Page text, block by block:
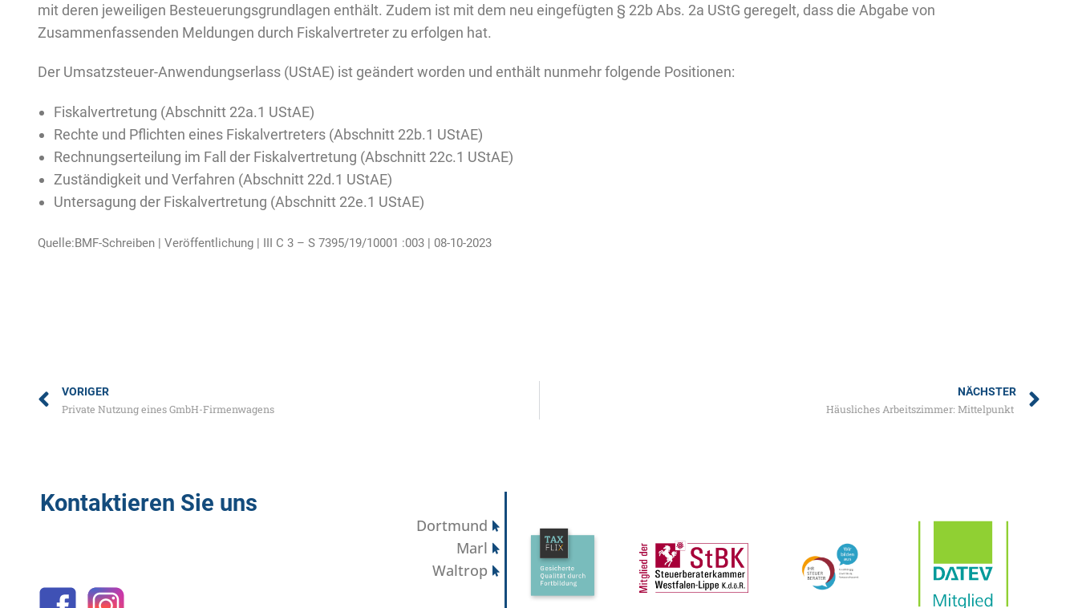
mit deren jeweiligen Besteuerungsgrundlagen enthält. Zudem ist mit dem neu eingefügten § 22b Abs. 2a UStG geregelt, dass die Abgabe von
Zusammenfassenden Meldungen durch Fiskalvertreter zu erfolgen hat.
Der Umsatzsteuer-Anwendungserlass (UStAE) ist geändert worden und enthält nunmehr folgende Positionen:
Fiskalvertretung (Abschnitt 22a.1 UStAE)
Rechte und Pflichten eines Fiskalvertreters (Abschnitt 22b.1 UStAE)
Rechnungserteilung im Fall der Fiskalvertretung (Abschnitt 22c.1 UStAE)
Zuständigkeit und Verfahren (Abschnitt 22d.1 UStAE)
Untersagung der Fiskalvertretung (Abschnitt 22e.1 UStAE)
Quelle:BMF-Schreiben | Veröffentlichung | III C 3 – S 7395/19/10001 :003 | 08-10-2023
VORIGER
Private Nutzung eines GmbH-Firmenwagens
NÄCHSTER
Häusliches Arbeitszimmer: Mittelpunkt
Kontaktieren Sie uns
Dortmund
Marl
Waltrop